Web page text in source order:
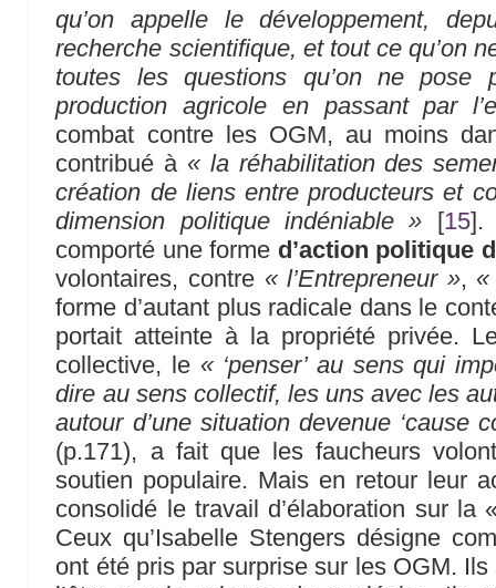
qu’on appelle le développement,
recherche scientifique, et tout ce qu’on
toutes les questions qu’on ne pose
production agricole en passant par
combat contre les OGM, au moins
contribué à « la réhabilitation des
création de liens entre producteurs et
dimension politique indéniable » [15].
comporté une forme d’action politique
volontaires, contre « l’Entrepreneur », «
forme d’autant plus radicale dans le
portait atteinte à la propriété privée.
collective, le « ‘penser’ au sens qui
dire au sens collectif, les uns avec les
autour d’une situation devenue ‘cause
(p.171), a fait que les faucheurs
soutien populaire. Mais en retour leur
consolidé le travail d’élaboration sur la
Ceux qu’Isabelle Stengers désigne
ont été pris par surprise sur les OGM.